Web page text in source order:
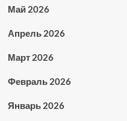
Май 2026
Апрель 2026
Март 2026
Февраль 2026
Январь 2026